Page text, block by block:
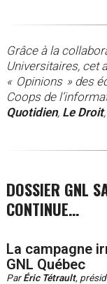
Grâce à la
Universitaires, cet
« Opinions » des
Coops de
Quotidien, Le Droit,
DOSSIER GNL
CONTINUE…
La campagne
GNL Québec
ParÉric Tétrault,